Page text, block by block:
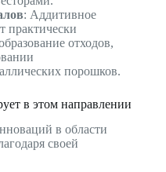
: Аддитивное
практически
отходов,
порошков.
в этом направлении
в области
своей